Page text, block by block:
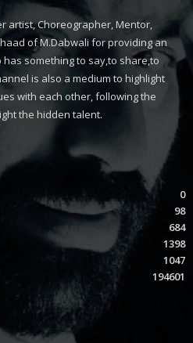
artist, Choreographer, Mentor,
of M.Dabwali for providing an
something to say,to share,to
is also a medium to highlight
with each other, following the
the hidden talent.
0
98
684
1398
1047
194601